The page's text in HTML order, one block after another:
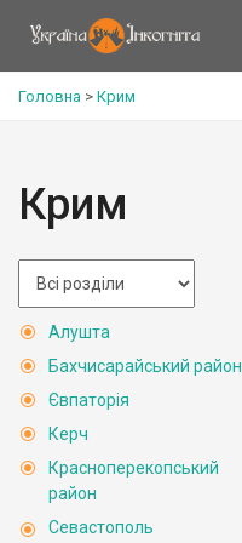
Головна > Крим
Крим
Алушта
Бахчисарайський район
Євпаторія
Керч
Красноперекопський
район
Севастополь